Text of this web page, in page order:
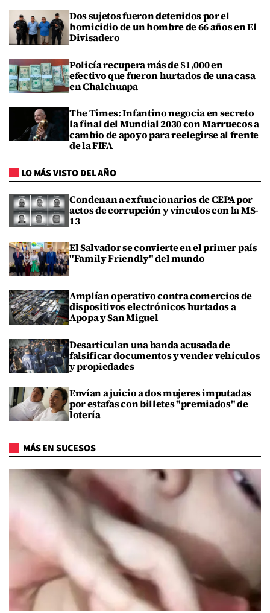
Dos sujetos fueron detenidos por el
homicidio de un hombre de 66 años en El
Divisadero
Policía recupera más de $1,000 en
efectivo que fueron hurtados de una casa
en Chalchuapa
The Times: Infantino negocia en secreto
la final del Mundial 2030 con Marruecos a
cambio de apoyo para reelegirse al frente
de la FIFA
LO MÁS VISTO DEL AÑO
Condenan a exfuncionarios de CEPA por
actos de corrupción y vínculos con la MS-
13
El Salvador se convierte en el primer país
"Family Friendly" del mundo
Amplían operativo contra comercios de
dispositivos electrónicos hurtados a
Apopa y San Miguel
Desarticulan una banda acusada de
falsificar documentos y vender vehículos
y propiedades
Envían a juicio a dos mujeres imputadas
por estafas con billetes "premiados" de
lotería
MÁS EN SUCESOS